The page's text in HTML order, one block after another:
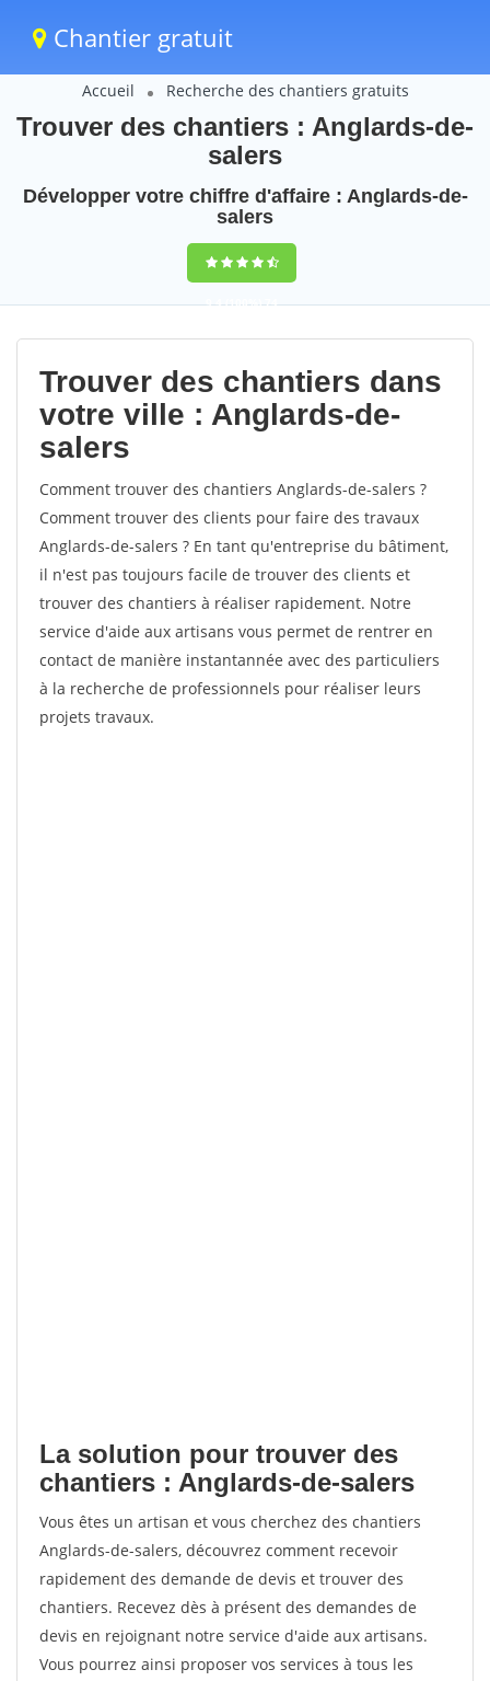
Chantier gratuit
Accueil Recherche des chantiers gratuits
Trouver des chantiers : Anglards-de-
salers
Développer votre chiffre d'affaire : Anglards-de-
salers
9,4(100%)74
votes
Trouver des chantiers dans
votre ville : Anglards-de-
salers
Comment trouver des chantiers Anglards-de-salers ?
Comment trouver des clients pour faire des travaux
Anglards-de-salers ? En tant qu'entreprise du bâtiment,
il n'est pas toujours facile de trouver des clients et
trouver des chantiers à réaliser rapidement. Notre
service d'aide aux artisans vous permet de rentrer en
contact de manière instantannée avec des particuliers
à la recherche de professionnels pour réaliser leurs
projets travaux.
La solution pour trouver des
chantiers : Anglards-de-salers
Vous êtes un artisan et vous cherchez des chantiers
Anglards-de-salers, découvrez comment recevoir
rapidement des demande de devis et trouver des
chantiers. Recevez dès à présent des demandes de
devis en rejoignant notre service d'aide aux artisans.
Vous pourrez ainsi proposer vos services à tous les